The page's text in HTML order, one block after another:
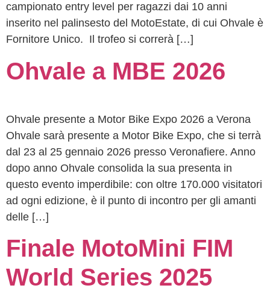
campionato entry level per ragazzi dai 10 anni
inserito nel palinsesto del MotoEstate, di cui Ohvale è
Fornitore Unico. Il trofeo si correrà […]
Ohvale a MBE 2026
Ohvale presente a Motor Bike Expo 2026 a Verona
Ohvale sarà presente a Motor Bike Expo, che si terrà
dal 23 al 25 gennaio 2026 presso Veronafiere. Anno
dopo anno Ohvale consolida la sua presenta in
questo evento imperdibile: con oltre 170.000 visitatori
ad ogni edizione, è il punto di incontro per gli amanti
delle […]
Finale MotoMini FIM
World Series 2025